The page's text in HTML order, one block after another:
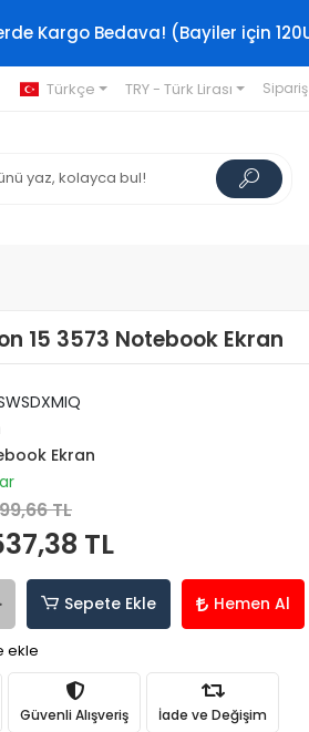
Kargo Bedava! (Bayiler için
Türkçe TRY - Türk Lirası
15 3573 Notebook Ekran
Ekran
TL
TL
Sepete Ekle Hemen Al
ekle
Güvenli Alışveriş İade ve Değişim